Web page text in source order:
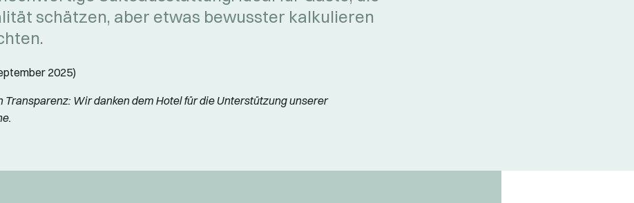
schätzen, aber etwas bewusster kalkulieren
2025)
Transparenz: Wir danken dem Hotel für die Unterstützung unserer